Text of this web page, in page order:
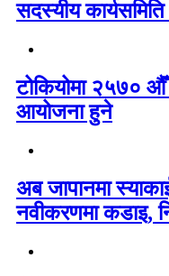
सदस्यीय
टोकियोमा २५७० औँ
आयोजना हुने
अब जापानमा
नवीकरणमा कडाइ,